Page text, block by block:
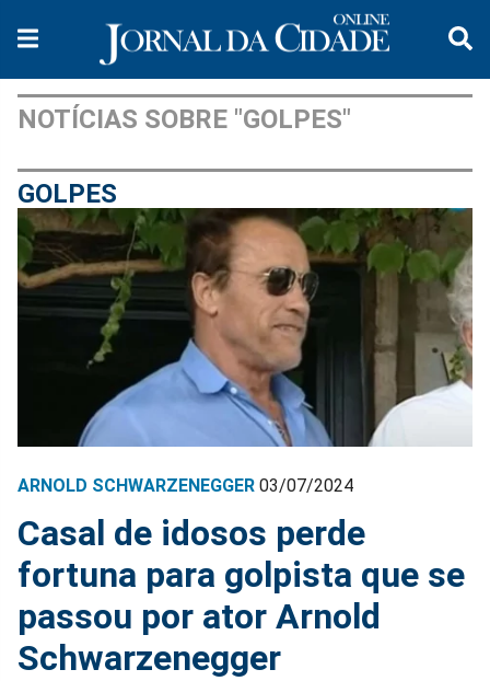
NOTÍCIAS SOBRE "GOLPES"
GOLPES
ARNOLD SCHWARZENEGGER 03/07/2024
Casal de idosos perde
fortuna para golpista que se
passou por ator Arnold
Schwarzenegger